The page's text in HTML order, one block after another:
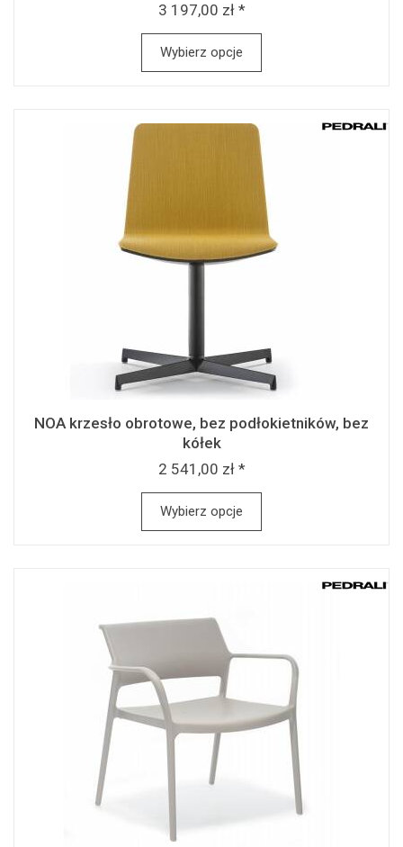
3 197,00 zł *
Wybierz opcje
NOA krzesło obrotowe, bez podłokietników, bez
kółek
2 541,00 zł *
Wybierz opcje